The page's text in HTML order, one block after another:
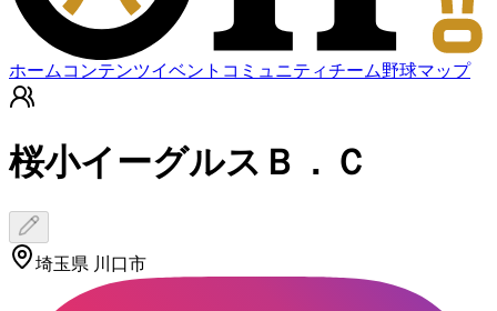
ホーム コンテンツイベント コミュニティチーム野球マップ
桜小イーグルスＢ．Ｃ
埼玉県 川口市